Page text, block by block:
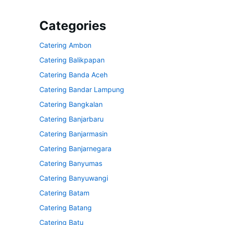
Categories
Catering Ambon
Catering Balikpapan
Catering Banda Aceh
Catering Bandar Lampung
Catering Bangkalan
Catering Banjarbaru
Catering Banjarmasin
Catering Banjarnegara
Catering Banyumas
Catering Banyuwangi
Catering Batam
Catering Batang
Catering Batu